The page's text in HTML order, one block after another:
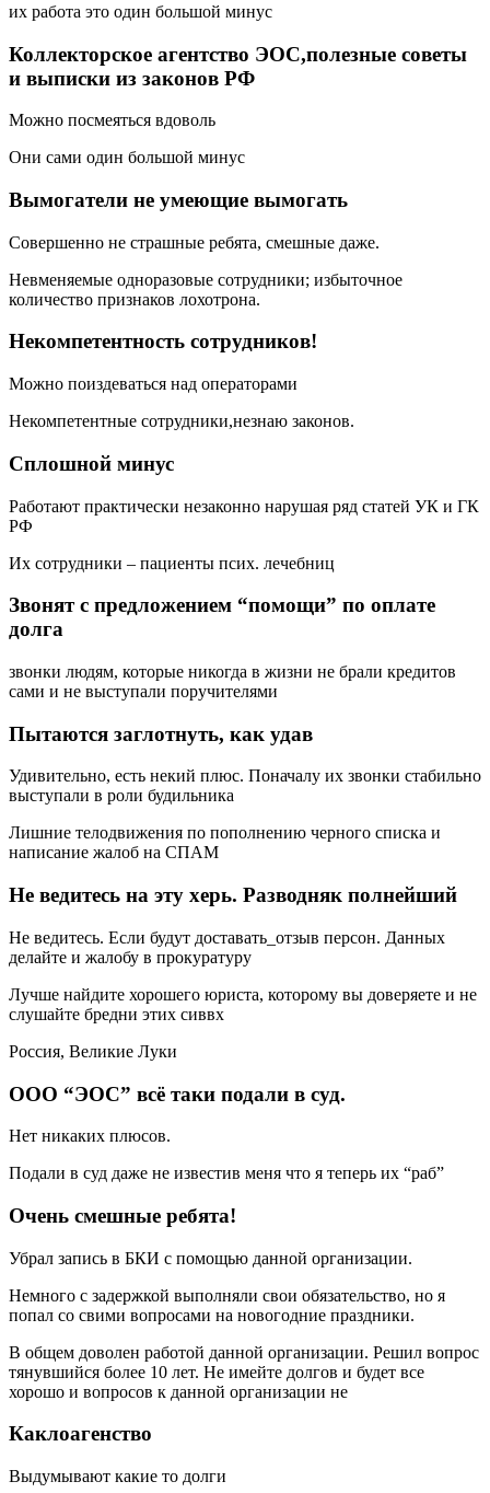
их работа это один большой минус
Коллекторское агентство ЭОС,полезные советы
и выписки из законов РФ
Можно посмеяться вдоволь
Они сами один большой минус
Вымогатели не умеющие вымогать
Совершенно не страшные ребята, смешные даже.
Невменяемые одноразовые сотрудники; избыточное
количество признаков лохотрона.
Некомпетентность сотрудников!
Можно поиздеваться над операторами
Некомпетентные сотрудники,незнаю законов.
Сплошной минус
Работают практически незаконно нарушая ряд статей УК и ГК
РФ
Их сотрудники – пациенты псих. лечебниц
Звонят с предложением “помощи” по оплате
долга
звонки людям, которые никогда в жизни не брали кредитов
сами и не выступали поручителями
Пытаются заглотнуть, как удав
Удивительно, есть некий плюс. Поначалу их звонки стабильно
выступали в роли будильника
Лишние телодвижения по пополнению черного списка и
написание жалоб на СПАМ
Не ведитесь на эту херь. Разводняк полнейший
Не ведитесь. Если будут доставать_отзыв персон. Данных
делайте и жалобу в прокуратуру
Лучше найдите хорошего юриста, которому вы доверяете и не
слушайте бредни этих сиввх
Россия, Великие Луки
ООО “ЭОС” всё таки подали в суд.
Нет никаких плюсов.
Подали в суд даже не известив меня что я теперь их “раб”
Очень смешные ребята!
Убрал запись в БКИ с помощью данной организации.
Немного с задержкой выполняли свои обязательство, но я
попал со свими вопросами на новогодние праздники.
В общем доволен работой данной организации. Решил вопрос
тянувшийся более 10 лет. Не имейте долгов и будет все
хорошо и вопросов к данной организации не
Каклоагенство
Выдумывают какие то долги